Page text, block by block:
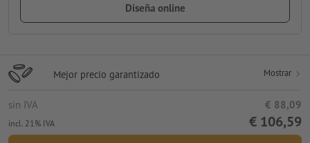
Diseña online
Mejor precio garantizado Mostrar
sin IVA € 88,09
incl. 21% IVA € 106,59